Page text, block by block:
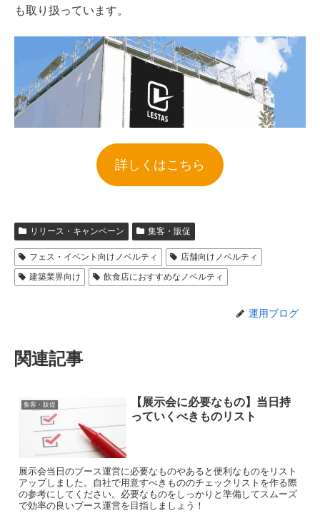
も取り扱っています。
詳しくはこちら
リリース・キャンペーン 集客・販促
フェス・イベント向けノベルティ
店舗向けノベルティ
建築業界向け
飲食店におすすめなノベルティ
運用ブログ
関連記事
集客・販促
【展示会に必要なもの】当日持
っていくべきものリスト
展示会当日のブース運営に必要なものやあると便利なものをリスト
アップしました。自社で用意すべきもののチェックリストを作る際
の参考にしてください。必要なものをしっかりと準備してスムーズ
で効率の良いブース運営を目指しましょう！